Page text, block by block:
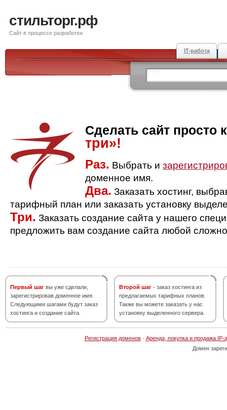
стильторг.рф
Сайт в процессе разработки
IT-работа
Сделать сайт просто
три»!
Раз. Выбрать и
доменное имя.
Два. Заказать хостинг,
тарифный план или заказать установку
Три. Заказать создание сайта у нашего
предложить вам создание сайта любой
Первый шаг вы уже сделали,
зарегистрировав доменное имя.
Следующими шагами будут заказ
хостинга и создание сайта.
Второй шаг - заказ хостинга из
предлагаемых тарифных планов.
Также вы можете заказать у нас
установку выделенного сервера.
Регистрация доменов· Аренда, покупка и продажа IP-
Домен